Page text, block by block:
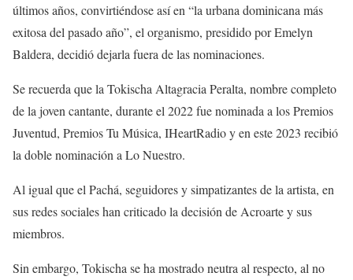
últimos años, convirtiéndose así en “la urbana dominicana más
exitosa del pasado año”, el organismo, presidido por Emelyn
Baldera, decidió dejarla fuera de las nominaciones.
Se recuerda que la Tokischa Altagracia Peralta, nombre completo
de la joven cantante, durante el 2022 fue nominada a los Premios
Juventud, Premios Tu Música, IHeartRadio y en este 2023 recibió
la doble nominación a Lo Nuestro.
Al igual que el Pachá, seguidores y simpatizantes de la artista, en
sus redes sociales han criticado la decisión de Acroarte y sus
miembros.
Sin embargo, Tokischa se ha mostrado neutra al respecto, al no